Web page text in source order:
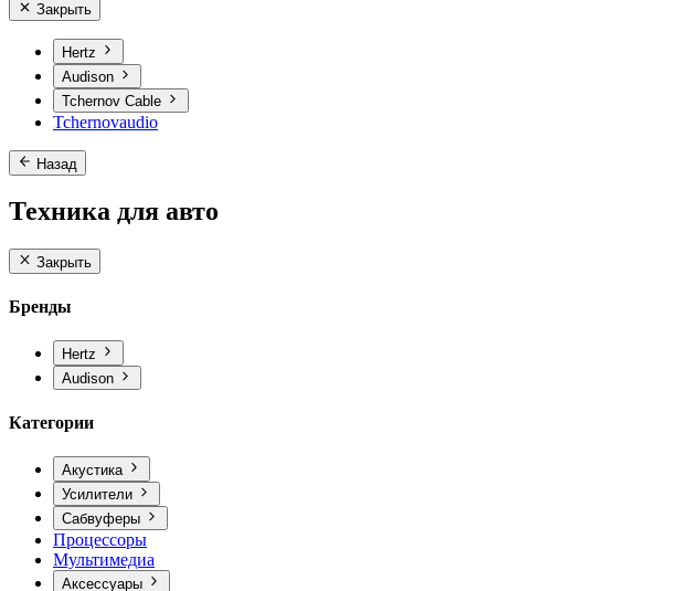
Закрыть
Hertz
Audison
Tchernov Cable
Tchernovaudio
Назад
Техника для авто
Закрыть
Бренды
Hertz
Audison
Категории
Акустика
Усилители
Сабвуферы
Процессоры
Мультимедиа
Аксессуары